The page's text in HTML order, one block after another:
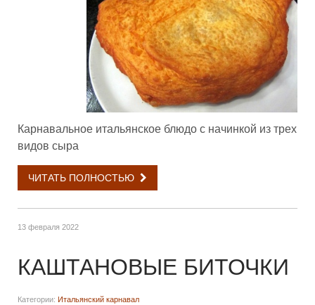
Карнавальное итальянское блюдо с начинкой из трех
видов сыра
ЧИТАТЬ ПОЛНОСТЬЮ
13 февраля 2022
КАШТАНОВЫЕ БИТОЧКИ
Категории: Итальянский карнавал